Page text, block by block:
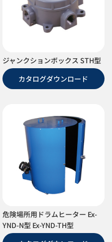
ジャンクションボックス STH型
カタログダウンロード
危険場所用ドラムヒーター Ex-
YND-N型 Ex-YND-TH型